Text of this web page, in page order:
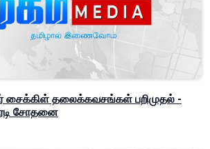
சைக்கிள் தலைக்கவசங்கள் பறிமுதல் -
சோதனை